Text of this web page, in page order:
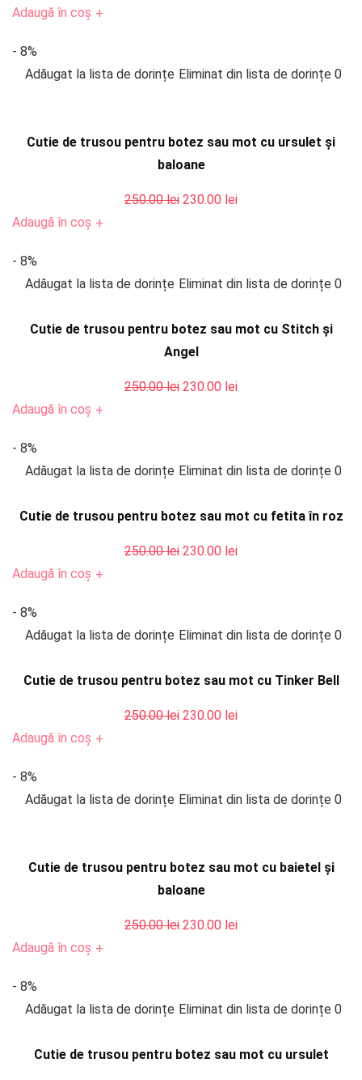
250.00 lei.
Adaugă în coș +
- 8%
Adăugat la lista de dorințe Eliminat din lista de dorințe 0
Cutie de trusou pentru botez sau mot cu ursulet și
baloane
250.00lei Prețul
250.00 lei.
230.00 leiPrețul
Adaugă în coș +
- 8%
Adăugat la lista de dorințe Eliminat din lista de dorințe 0
Cutie de trusou pentru botez sau mot cu Stitch și
Angel
250.00lei Prețul
250.00 lei.
230.00 leiPrețul
Adaugă în coș +
- 8%
Adăugat la lista de dorințe Eliminat din lista de dorințe 0
Cutie de trusou pentru botez sau mot cu fetita în roz
250.00lei Prețul
250.00 lei.
230.00 leiPrețul
Adaugă în coș +
- 8%
Adăugat la lista de dorințe Eliminat din lista de dorințe 0
Cutie de trusou pentru botez sau mot cu Tinker Bell
250.00lei Prețul
250.00 lei.
230.00 leiPrețul
Adaugă în coș +
- 8%
Adăugat la lista de dorințe Eliminat din lista de dorințe 0
Cutie de trusou pentru botez sau mot cu baietel și
baloane
250.00lei Prețul
250.00 lei.
230.00 leiPrețul
Adaugă în coș +
- 8%
Adăugat la lista de dorințe Eliminat din lista de dorințe 0
Cutie de trusou pentru botez sau mot cu ursulet